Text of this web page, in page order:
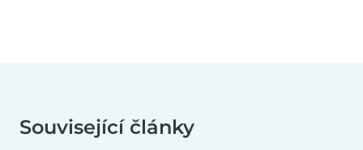
Související články